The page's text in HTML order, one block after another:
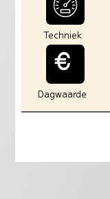
Techniek
Dagwaarde